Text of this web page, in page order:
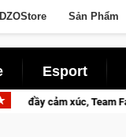
DZOStore Sản Phẩm
Esport
lên ngôi vô địch